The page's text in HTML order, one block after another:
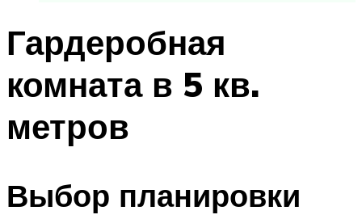
Гардеробная
комната в 5 кв.
метров
Выбор планировки